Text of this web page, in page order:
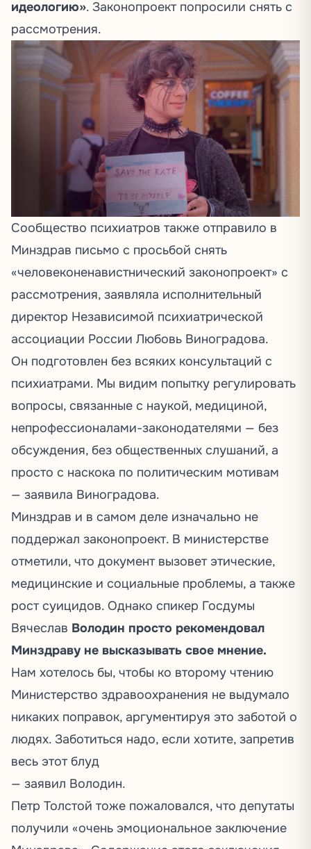
идеологию». Законопроект попросили снять с
рассмотрения.
Сообщество психиатров также отправило в
Минздрав письмо с просьбой снять
«человеконенавистнический законопроект» с
рассмотрения, заявляла исполнительный
директор Независимой психиатрической
ассоциации России Любовь Виноградова.
Он подготовлен без всяких консультаций с
психиатрами. Мы видим попытку регулировать
вопросы, связанные с наукой, медициной,
непрофессионалами-законодателями — без
обсуждения, без общественных слушаний, а
просто с наскока по политическим мотивам
— заявила Виноградова.
Минздрав и в самом деле изначально не
поддержал законопроект. В министерстве
отметили, что документ вызовет этические,
медицинские и социальные проблемы, а также
рост суицидов. Однако спикер Госдумы
Вячеслав Володин просто рекомендовал
Минздраву не высказывать свое мнение.
Нам хотелось бы, чтобы ко второму чтению
Министерство здравоохранения не выдумало
никаких поправок, аргументируя это заботой о
людях. Заботиться надо, если хотите, запретив
весь этот блуд
— заявил Володин.
Петр Толстой тоже пожаловался, что депутаты
получили «очень эмоциональное заключение